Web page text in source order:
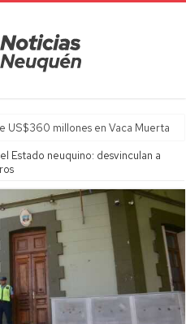
US$360 millones en Vaca Muerta
Estado neuquino: desvinculan a